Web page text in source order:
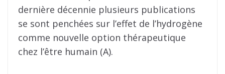
dernière décennie plusieurs publications
se sont penchées sur l’effet de l’hydrogène
comme nouvelle option thérapeutique
chez l’être humain (A).